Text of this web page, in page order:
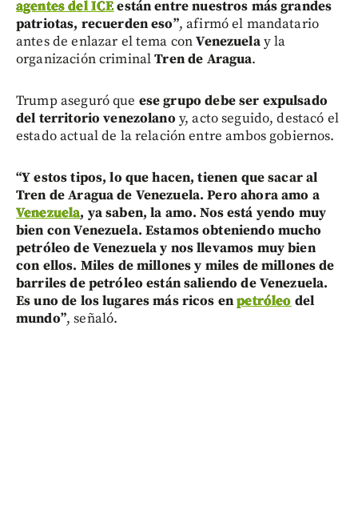
agentes del ICEestán entre nuestros más grandes
patriotas, recuerden eso”, afirmó el mandatario
antes de enlazar el tema conVenezuelay la
organización criminalTren de Aragua.
Trump aseguró que ese grupo debe ser expulsado
del territorio venezolano y, acto seguido, destacó el
estado actual de la relación entre ambos gobiernos.
“Y estos tipos, lo que hacen, tienen que sacar al
Tren de Aragua de Venezuela. Pero ahora amo a
Venezuela, ya saben, la amo. Nos está yendo muy
bien con Venezuela. Estamos obteniendo mucho
petróleo de Venezuela y nos llevamos muy bien
con ellos. Miles de millones y miles de millones de
barriles de petróleo están saliendo de Venezuela.
Es uno de los lugares más ricos enpetróleo del
mundo”, señaló.